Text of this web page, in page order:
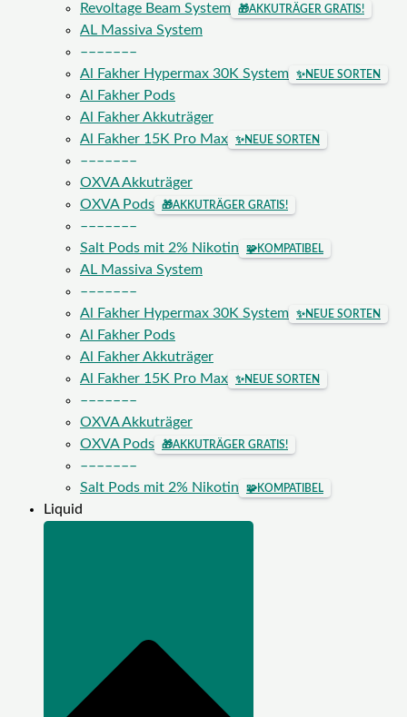
Revoltage Beam System
🎁AKKUTRÄGER GRATIS!
AL Massiva System
–––––––
Al Fakher Hypermax 30K System
✨NEUE SORTEN
Al Fakher Pods
Al Fakher Akkuträger
Al Fakher 15K Pro Max
✨NEUE SORTEN
–––––––
OXVA Akkuträger
OXVA Pods
🎁AKKUTRÄGER GRATIS!
–––––––
Salt Pods mit 2% Nikotin
🧩KOMPATIBEL
AL Massiva System
–––––––
Al Fakher Hypermax 30K System
✨NEUE SORTEN
Al Fakher Pods
Al Fakher Akkuträger
Al Fakher 15K Pro Max
✨NEUE SORTEN
–––––––
OXVA Akkuträger
OXVA Pods
🎁AKKUTRÄGER GRATIS!
–––––––
Salt Pods mit 2% Nikotin
🧩KOMPATIBEL
Liquid